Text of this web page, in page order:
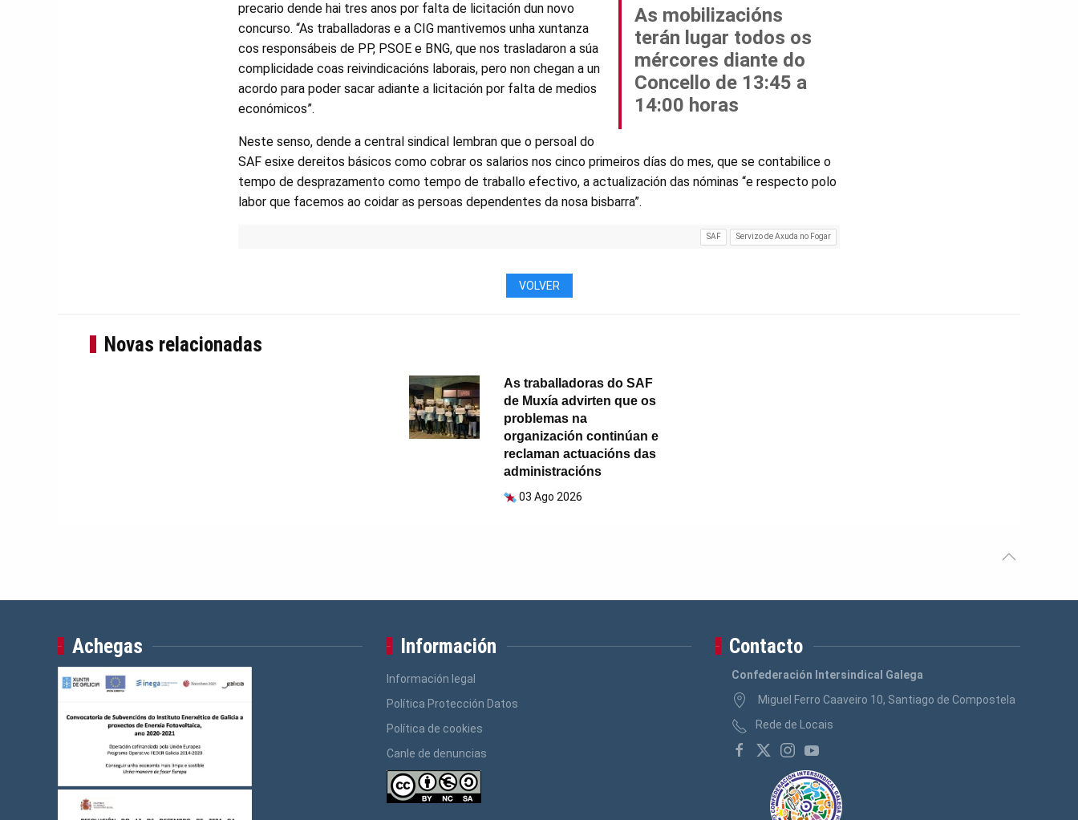
As mobilizacións
terán lugar todos os
mércores diante do
Concello de 13:45 a
14:00 horas
precario dende hai tres anos por falta de licitación dun novo
concurso. “As traballadoras e a CIG mantivemos unha xuntanza
cos responsábeis de PP, PSOE e BNG, que nos trasladaron a súa
complicidade coas reivindicacións laborais, pero non chegan a un
acordo para poder sacar adiante a licitación por falta de medios
económicos”.
Neste senso, dende a central sindical lembran que o persoal do
SAF esixe dereitos básicos como cobrar os salarios nos cinco primeiros días do mes, que se contabilice o
tempo de desprazamento como tempo de traballo efectivo, a actualización das nóminas “e respecto polo
labor que facemos ao coidar as persoas dependentes da nosa bisbarra”.
SAF Servizo de Axuda no Fogar
VOLVER
Novas relacionadas
As traballadoras do SAF
de Muxía advirten que os
problemas na
organización continúan e
reclaman actuacións das
administracións
03 Ago 2026
Achegas Información
Información legal
Política Protección Datos
Política de cookies
Canle de denuncias
Contacto
Confederación Intersindical Galega
Miguel Ferro Caaveiro 10, Santiago de Compostela
Rede de Locais